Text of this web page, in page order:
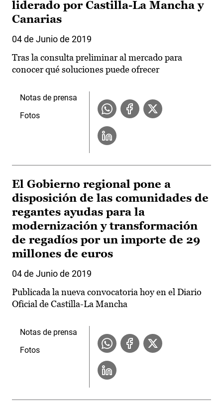
liderado por Castilla-La Mancha y
Canarias
04 de Junio de 2019
Tras la consulta preliminar al mercado para
conocer qué soluciones puede ofrecer
Notas de prensa
Fotos
El Gobierno regional pone a
disposición de las comunidades de
regantes ayudas para la
modernización y transformación
de regadíos por un importe de 29
millones de euros
04 de Junio de 2019
Publicada la nueva convocatoria hoy en el Diario
Oficial de Castilla-La Mancha
Notas de prensa
Fotos